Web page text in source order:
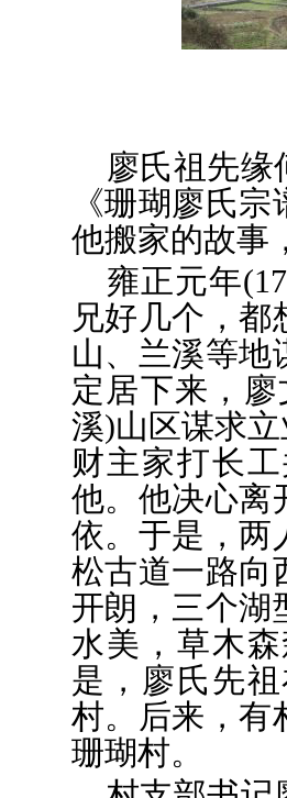
廖氏祖先缘
《珊瑚廖氏
他搬家的故事
雍正元年
兄好几个，
山、兰溪等地
定居下来，
溪)山区谋求
财主家打长
他。他决心离
依。于是，两
松古道一路向
开朗，三个湖
水美，草木
是，廖氏先
村。后来，有
珊瑚村。